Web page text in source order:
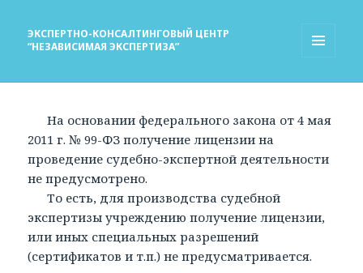
ЭКСПЕРТНО-КОНСАЛТИНГОВЫЙ ЦЕНТР
“НЕЗАВИСИМАЯ ЭКСПЕРТИЗА”
На основании федерального закона от 4 мая
2011 г. № 99-ФЗ получение лицензии на
проведение судебно-экспертной деятельности
не предусмотрено.
То есть, для производства судебной
экспертизы учреждению получение лицензии,
или иных специальных разрешений
(сертификатов и т.п.) не предусматривается.